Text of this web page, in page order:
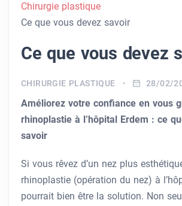
Chirurgie plastique
Ce que vous devez savoir
Ce que vous devez
CHIRURGIE PLASTIQUE 28/02/
Améliorez votre confiance en vous
rhinoplastie à l’hôpital Erdem : ce
savoir
Si vous rêvez d’un nez plus
rhinoplastie (opération du nez) à
pourrait bien être la solution. Non